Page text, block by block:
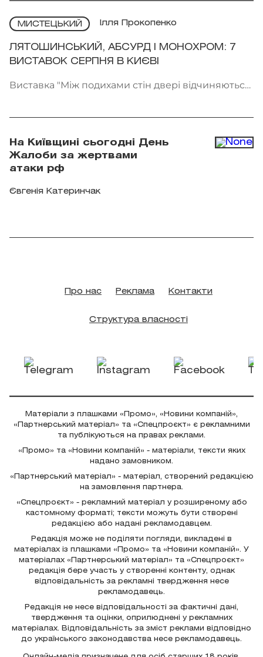
МИСТЕЦЬКИЙ Ілля Прокопенко
ЛЯТОШИНСЬКИЙ, АБСУРД І МОНОХРОМ: 7
ВИСТАВОК СЕРПНЯ В КИЄВІ
Виставка "Між подихами стін двері відчиняються
На Київщині сьогодні День
Жалоби за жертвами
атаки рф
Євгенія Катеринчак
Про нас Реклама Контакти
Структура власності
Матеріали з плашками «Промо», «Новини компаній»,
«Партнерський матеріал» та «Спецпроєкт» є рекламними
та публікуються на правах реклами.
«Промо» та «Новини компаній» - матеріали, тексти яких
надано замовником.
«Партнерський матеріал» - матеріал, створений редакцією
на замовлення партнера.
«Спецпроєкт» - рекламний матеріал у розширеному або
кастомному форматі; тексти можуть бути створені
редакцією або надані рекламодавцем.
Редакція може не поділяти погляди, викладені в
матеріалах із плашками «Промо» та «Новини компаній». У
матеріалах «Партнерський матеріал» та «Спецпроєкт»
редакція бере участь у створенні контенту, однак
відповідальність за рекламні твердження несе
рекламодавець.
Редакція не несе відповідальності за фактичні дані,
твердження та оцінки, оприлюднені у рекламних
матеріалах. Відповідальність за зміст реклами відповідно
до українського законодавства несе рекламодавець.